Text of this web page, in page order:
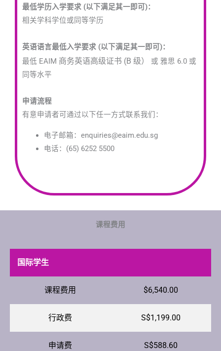
最低学历入学要求 (以下满足其一即可)：
相关学科学位或同等学历
英语语言最低入学要求 (以下满足其一即可)：
最低 EAIM 商务英语高级证书 (B 级） 或 雅思 6.0 或
同等水平
申请流程
有意申请者可通过以下任一方式联系我们：
电子邮箱：enquiries@eaim.edu.sg
电话：(65) 6252 5500
课程费用
国际学生
课程费用 $6,540.00
行政费 S$1,199.00
申请费 S$588.60